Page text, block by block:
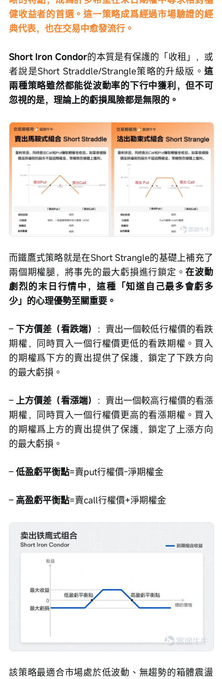
健收益者的首選。這一策略成爲經過市場驗證的經
典代表，也在交易中愈發流行。
Short Iron Condor的本質是有保護的「收租」，或
者說是Short Straddle/Strangle策略的升級版。 這
兩種策略雖然都能從波動率的下行中獲利，但不可
忽視的是，理論上的虧損風險都是無限的。
而鐵鷹式策略就是在Short Strangle的基礎上補充了
兩個期權腿，將事先的最大虧損進行鎖定。在波動
劇烈的末日行情中，這種「知道自己最多會虧多
少」的心理優勢至關重要。
– 下方價差（看跌端） ：賣出一個較低行權價的看跌
期權，同時買入一個行權價更低的看跌期權。買入
的期權爲下方的賣出提供了保護，鎖定了下跌方向
的最大虧損。
– 上方價差（看漲端） ：賣出一個較高行權價的看漲
期權，同時買入一個行權價更高的看漲期權。買入
的期權爲上方的賣出提供了保護，鎖定了上漲方向
的最大虧損。
– 低盈虧平衡點=賣put行權價-淨期權金
– 高盈虧平衡點=賣call行權價+淨期權金
該策略最適合市場處於低波動、無趨勢的箱體震盪